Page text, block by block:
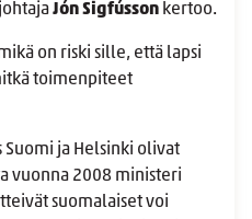
Jón Sigfússon kertoo.
on riski sille, että lapsi
toimenpiteet
Suomi ja Helsinki olivat
vuonna 2008 ministeri
suomalaiset voi